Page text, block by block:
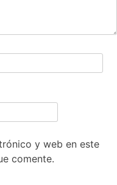
y web en este
comente.